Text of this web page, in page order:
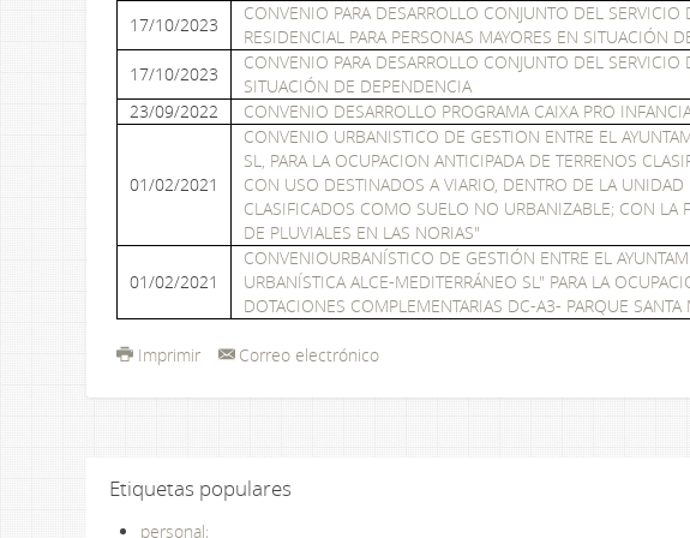
17/10/2023
CONVENIO PARA DESARROLLO CONJUNTO DEL
RESIDENCIAL PARA PERSONAS MAYORES EN SITUACIÓN
17/10/2023
CONVENIO PARA DESARROLLO CONJUNTO DEL
SITUACIÓN DE DEPENDENCIA
23/09/2022
CONVENIO DESARROLLO PROGRAMA CAIXA PRO
01/02/2021
CONVENIO URBANISTICO DE GESTION ENTRE EL
SL, PARA LA OCUPACION ANTICIPADA DE TERRENOS
CON USO DESTINADOS A VIARIO, DENTRO DE LA
CLASIFICADOS COMO SUELO NO URBANIZABLE; CON LA
DE PLUVIALES EN LAS NORIAS"
01/02/2021
CONVENIOURBANÍSTICO DE GESTIÓN ENTRE EL
URBANÍSTICA ALCE-MEDITERRÁNEO SL" PARA LA
DOTACIONES COMPLEMENTARIAS DC-A3- PARQUE SANTA
Imprimir Correo electrónico
Etiquetas populares
personal;